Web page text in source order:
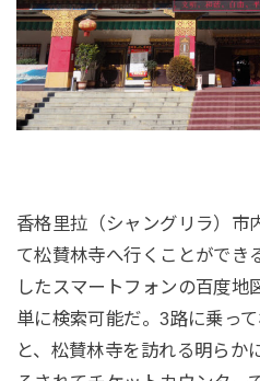
香格里拉（シャングリラ）市
て松賛林寺へ行くことができ
したスマートフォンの百度地
単に検索可能だ。3路に乗っ
と、松賛林寺を訪れる明らか